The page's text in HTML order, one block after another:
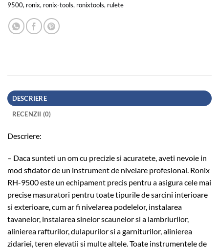
9500, ronix, ronix-tools, ronixtools, rulete
DESCRIERE
RECENZII (0)
Descriere:
– Daca sunteti un om cu precizie si acuratete, aveti nevoie in
mod sfidator de un instrument de nivelare profesional. Ronix
RH-9500 este un echipament precis pentru a asigura cele mai
precise masuratori pentru toate tipurile de sarcini interioare
si exterioare, cum ar fi nivelarea podelelor, instalarea
tavanelor, instalarea sinelor scaunelor si a lambriurilor,
alinierea rafturilor, dulapurilor si a garniturilor, alinierea
zidariei, teren elevatii si multe altele. Toate instrumentele de